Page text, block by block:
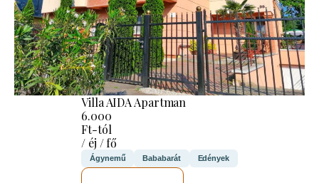
Villa AIDA Apartman
6.000
Ft-tól
/ éj / fő
Ágynemű Bababarát Edények